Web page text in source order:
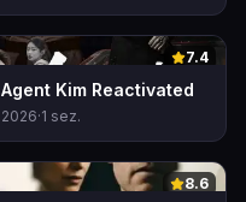
7.4
Agent Kim Reactivated
2026·1 sez.
8.6